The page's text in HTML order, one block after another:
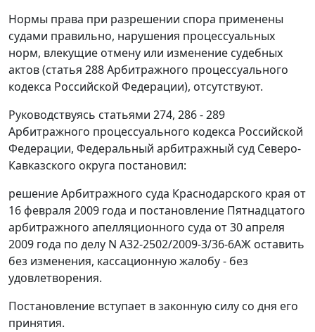
Нормы права при разрешении спора применены
судами правильно, нарушения процессуальных
норм, влекущие отмену или изменение судебных
актов (статья 288Арбитражного процессуального
кодекса Российской Федерации), отсутствуют.
Руководствуясь статьями 274, 286 - 289
Арбитражного процессуального кодекса Российской
Федерации, Федеральный арбитражный суд Северо-
Кавказского округа постановил:
решение Арбитражного суда Краснодарского края от
16 февраля 2009 года и постановление Пятнадцатого
арбитражного апелляционного суда от 30 апреля
2009 года по делу N А32-2502/2009-3/36-6АЖ оставить
без изменения, кассационную жалобу - без
удовлетворения.
Постановление вступает в законную силу со дня его
принятия.